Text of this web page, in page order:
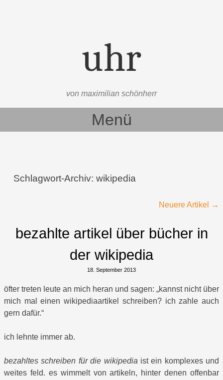
uhr
von maximilian schönherr
Menü
Schlagwort-Archiv:wikipedia
Neuere Artikel →
bezahlte artikel über bücher in
der wikipedia
18. September 2013
öfter treten leute an mich heran und sagen: „kannst nicht über
mich mal einen wikipediaartikel schreiben? ich zahle auch
gern dafür.“
ich lehnte immer ab.
bezahltes schreiben für die wikipedia ist ein komplexes und
weites feld. es wimmelt von artikeln, hinter denen offenbar